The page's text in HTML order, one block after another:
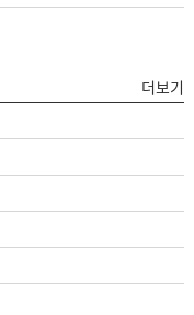
더보기